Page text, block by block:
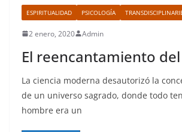
ESPIRITUALIDAD PSICOLOGÍA
2 enero, 2020 Admin
El reencantamiento
La ciencia moderna desautorizó la
de un universo sagrado, donde todo
hombre era un